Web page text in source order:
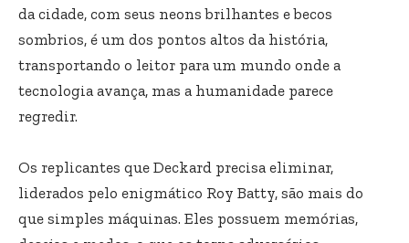
da cidade, com seus neons brilhantes e becos
sombrios, é um dos pontos altos da história,
transportando o leitor para um mundo onde a
tecnologia avança, mas a humanidade parece
regredir.
Os replicantes que Deckard precisa eliminar,
liderados pelo enigmático Roy Batty, são mais do
que simples máquinas. Eles possuem memórias,